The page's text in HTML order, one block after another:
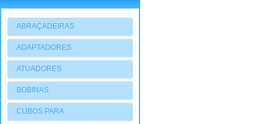
ABRAÇADEIRAS
ADAPTADORES
ATUADORES
PNEUMATIOCOS
BOBINAS
CUBOS PARA